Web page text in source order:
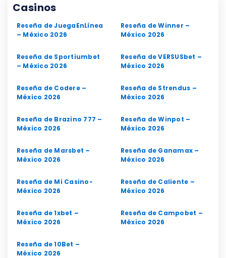
Casinos
Reseña de JuegaEnLínea
– México 2026
Reseña de Winner –
México 2026
Reseña de Sportiumbet
– México 2026
Reseña de VERSUSbet –
México 2026
Reseña de Codere –
México 2026
Reseña de Strendus –
México 2026
Reseña de Brazino 777 –
México 2026
Reseña de Winpot –
México 2026
Reseña de Marsbet –
México 2026
Reseña de Ganamax –
México 2026
Reseña de Mi Casino-
México 2026
Reseña de Caliente –
México 2026
Reseña de 1xbet –
México 2026
Reseña de Campobet –
México 2026
Reseña de 10Bet –
México 2026